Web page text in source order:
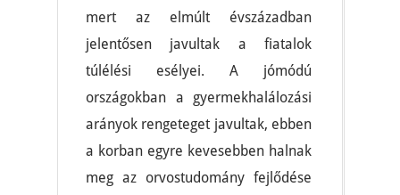
mert az elmúlt évszázadban
jelentősen javultak a fiatalok
túlélési esélyei. A jómódú
országokban a gyermekhalálozási
arányok rengeteget javultak, ebben
a korban egyre kevesebben halnak
meg az orvostudomány fejlődése